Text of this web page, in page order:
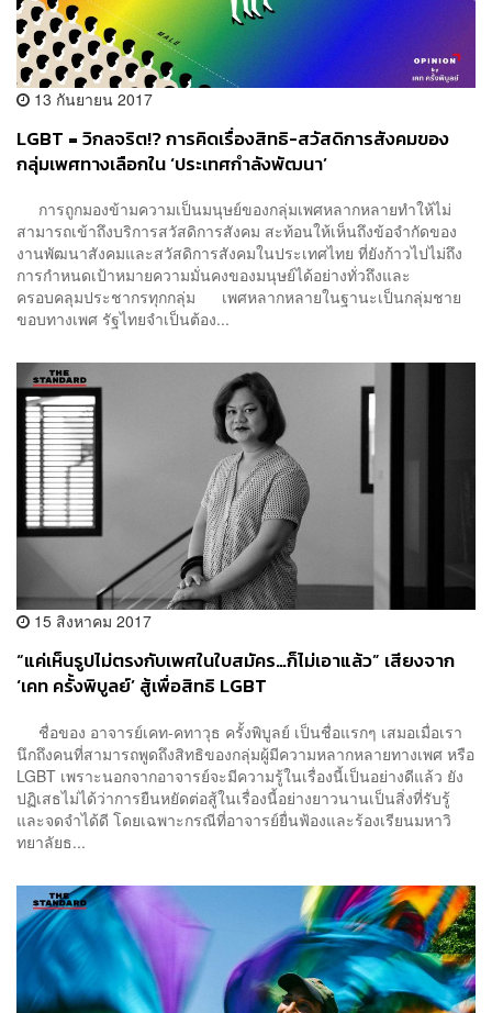
13 กันยายน 2017
LGBT = วิกลจริต!? การคิดเรื่องสิทธิ-สวัสดิการสังคมของ
กลุ่มเพศทางเลือกใน ‘ประเทศกำลังพัฒนา’
การถูกมองข้ามความเป็นมนุษย์ของกลุ่มเพศหลากหลายทำให้ไม่
สามารถเข้าถึงบริการสวัสดิการสังคม สะท้อนให้เห็นถึงข้อจำกัดของ
งานพัฒนาสังคมและสวัสดิการสังคมในประเทศไทย ที่ยังก้าวไปไม่ถึง
การกำหนดเป้าหมายความมั่นคงของมนุษย์ได้อย่างทั่วถึงและ
ครอบคลุมประชากรทุกกลุ่ม เพศหลากหลายในฐานะเป็นกลุ่มชาย
ขอบทางเพศ รัฐไทยจำเป็นต้อง...
15 สิงหาคม 2017
“แค่เห็นรูปไม่ตรงกับเพศในใบสมัคร…ก็ไม่เอาแล้ว” เสียงจาก
‘เคท ครั้งพิบูลย์’ สู้เพื่อสิทธิ LGBT
ชื่อของ อาจารย์เคท-คทาวุธ ครั้งพิบูลย์ เป็นชื่อแรกๆ เสมอเมื่อเรา
นึกถึงคนที่สามารถพูดถึงสิทธิของกลุ่มผู้มีความหลากหลายทางเพศ หรือ
LGBT เพราะนอกจากอาจารย์จะมีความรู้ในเรื่องนี้เป็นอย่างดีแล้ว ยัง
ปฏิเสธไม่ได้ว่าการยืนหยัดต่อสู้ในเรื่องนี้อย่างยาวนานเป็นสิ่งที่รับรู้
และจดจำได้ดี โดยเฉพาะกรณีที่อาจารย์ยื่นฟ้องและร้องเรียนมหาวิ
ทยาลัยธ...